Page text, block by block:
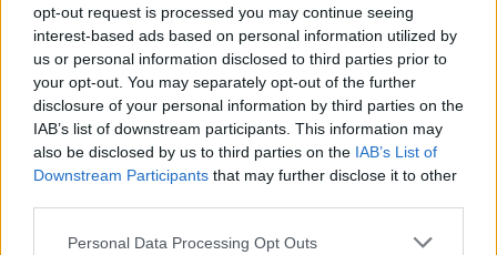
opt-out request is processed you may continue seeing
interest-based ads based on personal information utilized by
us or personal information disclosed to third parties prior to
your opt-out. You may separately opt-out of the further
disclosure of your personal information by third parties on the
IAB’s list of downstream participants. This information may
also be disclosed by us to third parties on the IAB’s List of
Downstream Participants that may further disclose it to other
Personal Data Processing Opt Outs
nap, hónapokkal később egy bélelt borítékot hozott a
postás. Egy papírlap volt benne, amelyben gratulált.
Mellette egy csoki. Igen az. Épp az és ő tudta, hogy
gyűlölöm.
Valószínűleg hasonlóképpen érzett, mert ilyesmire csak
az képes, aki nem szeret. Kezembe vettem, óvatosan,
mintha égetne, kibontottam és végül beleharaptam. A
rum íze szétterjedt a számban. Úgy éreztem, feldagad